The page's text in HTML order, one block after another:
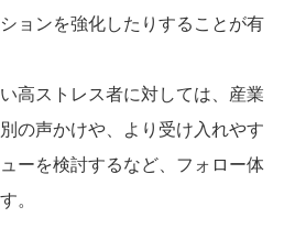
ョンを強化したりすることが有
高ストレス者に対しては、産業
の声かけや、より受け入れやす
ーを検討するなど、フォロー体
。